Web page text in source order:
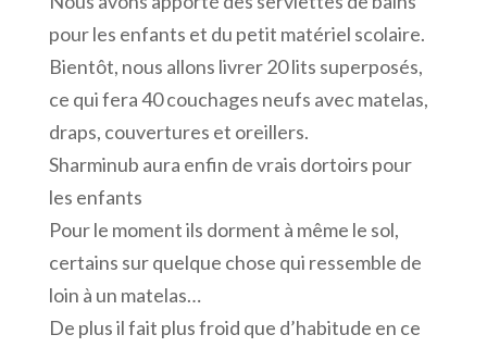
pour les enfants et du petit matériel scolaire.
Bientôt, nous allons livrer 20 lits superposés,
ce qui fera 40 couchages neufs avec matelas,
draps, couvertures et oreillers.
Sharminub aura enfin de vrais dortoirs pour
les enfants
Pour le moment ils dorment à même le sol,
certains sur quelque chose qui ressemble de
loin à un matelas…
De plus il fait plus froid que d’habitude en ce